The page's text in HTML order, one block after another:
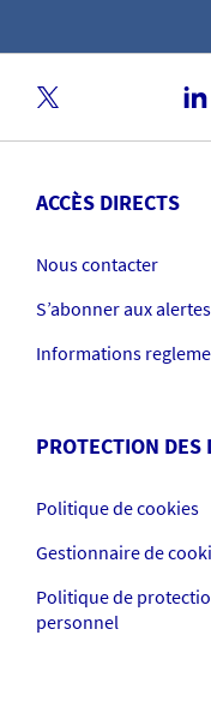
ACCÈS DIRECTS
Nous contacter
S’abonner aux
Informations
PROTECTION DES
Politique de cookies
Gestionnaire de
Politique de
personnel